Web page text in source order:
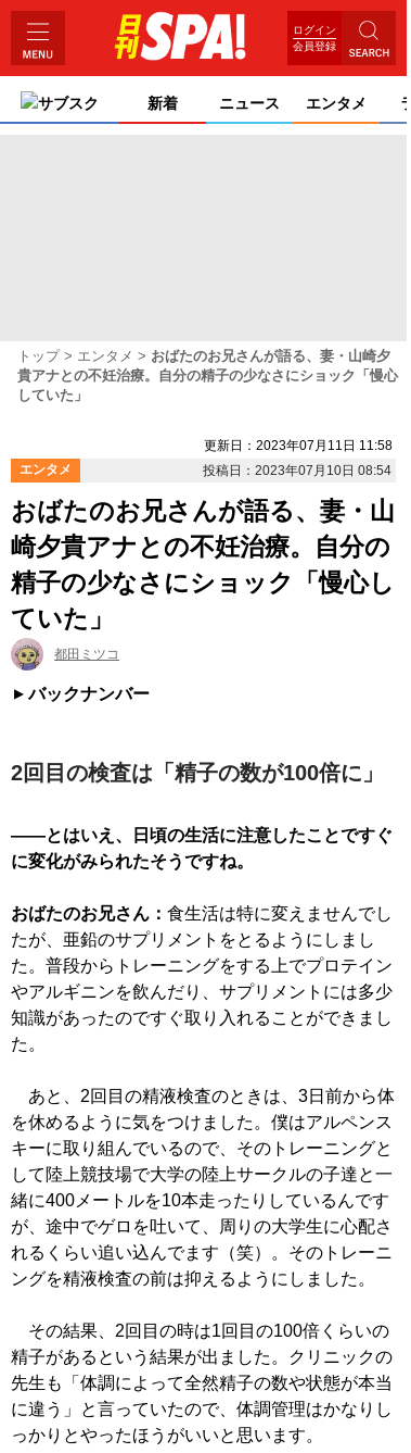
ログイン
会員登録
サブスク 新着 ニュース エンタメ
トップ エンタメ
おばたのお兄さんが語る、妻・山崎夕
貴アナとの不妊治療。自分の精子の少なさにショック「慢心
していた」
更新日：2023年07月11日 11:58
エンタメ
投稿日：2023年07月10日 08:54
おばたのお兄さんが語る、妻・山
崎夕貴アナとの不妊治療。自分の
精子の少なさにショック「慢心し
ていた」
都田ミツコ
バックナンバー
2回目の検査は「精子の数が100倍に」
――とはいえ、日頃の生活に注意したことですぐ
に変化がみられたそうですね。
おばたのお兄さん： 食生活は特に変えませんでし
たが、亜鉛のサプリメントをとるようにしまし
た。普段からトレーニングをする上でプロテイン
やアルギニンを飲んだり、サプリメントには多少
知識があったのですぐ取り入れることができまし
た。
あと、2回目の精液検査のときは、3日前から体
を休めるように気をつけました。僕はアルペンス
キーに取り組んでいるので、そのトレーニングと
して陸上競技場で大学の陸上サークルの子達と一
緒に400メートルを10本走ったりしているんです
が、途中でゲロを吐いて、周りの大学生に心配さ
れるくらい追い込んでます（笑）。そのトレーニ
ングを精液検査の前は抑えるようにしました。
その結果、2回目の時は1回目の100倍くらいの
精子があるという結果が出ました。クリニックの
先生も「体調によって全然精子の数や状態が本当
に違う」と言っていたので、体調管理はかなりし
っかりとやったほうがいいと思います。